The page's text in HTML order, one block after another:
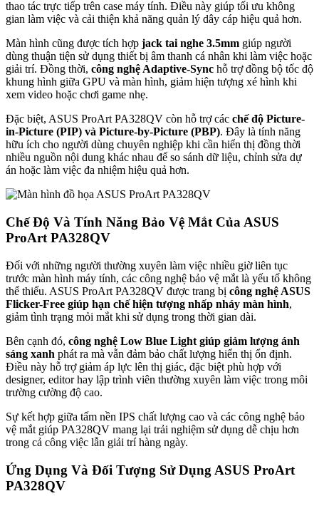
thao tác trực tiếp trên case máy tính. Điều này giúp tối ưu không
gian làm việc và cải thiện khả năng quản lý dây cáp hiệu quả hơn.
Màn hình cũng được tích hợp jack tai nghe 3.5mm giúp người
dùng thuận tiện sử dụng thiết bị âm thanh cá nhân khi làm việc hoặc
giải trí. Đồng thời, công nghệ Adaptive-Sync hỗ trợ đồng bộ tốc độ
khung hình giữa GPU và màn hình, giảm hiện tượng xé hình khi
xem video hoặc chơi game nhẹ.
Đặc biệt, ASUS ProArt PA328QV còn hỗ trợ các chế độ Picture-
in-Picture (PIP) và Picture-by-Picture (PBP). Đây là tính năng
hữu ích cho người dùng chuyên nghiệp khi cần hiển thị đồng thời
nhiều nguồn nội dung khác nhau để so sánh dữ liệu, chỉnh sửa dự
án hoặc làm việc đa nhiệm hiệu quả hơn.
Chế Độ Và Tính Năng Bảo Vệ Mắt Của ASUS
ProArt PA328QV
Đối với những người thường xuyên làm việc nhiều giờ liên tục
trước màn hình máy tính, các công nghệ bảo vệ mắt là yếu tố không
thể thiếu. ASUS ProArt PA328QV được trang bị công nghệ ASUS
Flicker-Free giúp hạn chế hiện tượng nhấp nháy màn hình,
giảm tình trạng mỏi mắt khi sử dụng trong thời gian dài.
Bên cạnh đó, công nghệ Low Blue Light giúp giảm lượng ánh
sáng xanh phát ra mà vẫn đảm bảo chất lượng hiển thị ổn định.
Điều này hỗ trợ giảm áp lực lên thị giác, đặc biệt phù hợp với
designer, editor hay lập trình viên thường xuyên làm việc trong môi
trường cường độ cao.
Sự kết hợp giữa tấm nền IPS chất lượng cao và các công nghệ bảo
vệ mắt giúp PA328QV mang lại trải nghiệm sử dụng dễ chịu hơn
trong cả công việc lẫn giải trí hàng ngày.
Ứng Dụng Và Đối Tượng Sử Dụng ASUS ProArt
PA328QV